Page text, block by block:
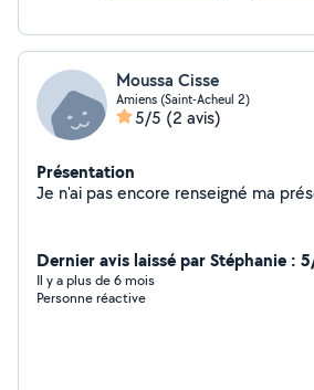
Moussa Cisse
Amiens (Saint-Acheul 2)
5/5 (2 avis)
Présentation
Je n'ai pas
Dernier avis laissé par Stéphanie :
Il y a plus de 6 mois
Personne réactive